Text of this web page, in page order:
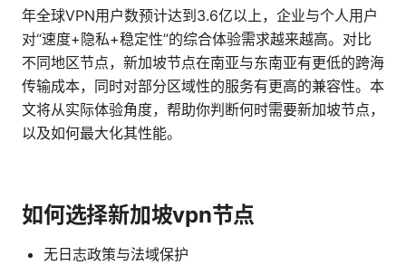
年全球VPN用户数预计达到3.6亿以上，企业与个人用户
对“速度+隐私+稳定性”的综合体验需求越来越高。对比
不同地区节点，新加坡节点在南亚与东南亚有更低的跨海
传输成本，同时对部分区域性的服务有更高的兼容性。本
文将从实际体验角度，帮助你判断何时需要新加坡节点，
以及如何最大化其性能。
如何选择新加坡vpn节点
无日志政策与法域保护